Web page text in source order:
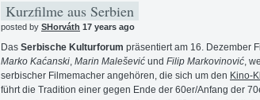
Kurzfilme aus Serbien
posted by SHorváth 17 years ago
Das Serbische Kulturforum präsentiert am 16. Dezember
Marko Kaćanski, Marin Malešević und Filip Markovinović,
serbischer Filmemacher angehören, die sich um den Kino-
führt die Tradition einer gegen Ende der 60er/Anfang der